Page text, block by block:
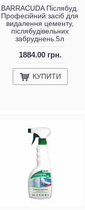
BARRACUDA Післябуд.
Професійний засіб для
видалення цементу,
післябудівельних
забруднень.5л
1884.00 грн.
КУПИТИ